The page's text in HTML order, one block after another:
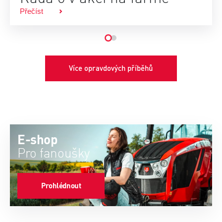
Přečíst
Více opravdových příběhů
E-shop
Pro fanoušky
Prohlédnout